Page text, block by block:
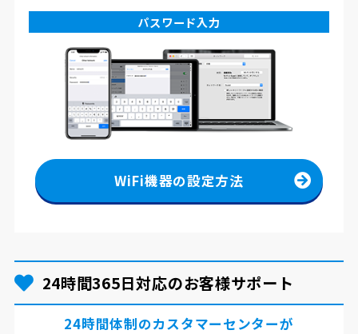
パスワード入力
WiFi機器の設定方法
24時間365日対応のお客様サポート
24時間体制のカスタマーセンターが